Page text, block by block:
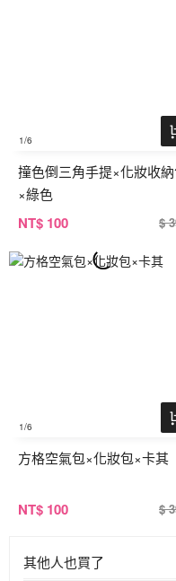
1/6
撞色倒三角手提×化妝收
×綠色
NT$ 100 $
1/6
方格空氣包×化妝包×卡其
NT$ 100 $
其他人也買了